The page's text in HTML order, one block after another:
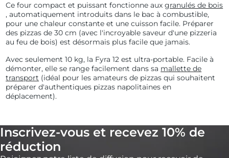
Ce four compact et puissant fonctionne aux granulés de bois
, automatiquement introduits dans le bac à combustible,
pour une chaleur constante et une cuisson facile. Préparer
des pizzas de 30 cm (avec l'incroyable saveur d'une pizzeria
au feu de bois) est désormais plus facile que jamais.
Avec seulement 10 kg, la Fyra 12 est ultra-portable. Facile à
démonter, elle se range facilement dans sa mallette de
transport (idéal pour les amateurs de pizzas qui souhaitent
préparer d'authentiques pizzas napolitaines en
déplacement).
Inscrivez-vous et recevez 10% de
réduction